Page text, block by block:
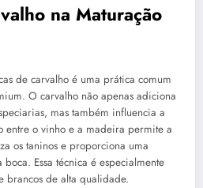
na Maturação
de carvalho é uma prática comum
O carvalho não apenas adiciona
mas também influencia a
entre o vinho e a madeira permite a
os taninos e proporciona uma
Essa técnica é especialmente
brancos de alta qualidade.